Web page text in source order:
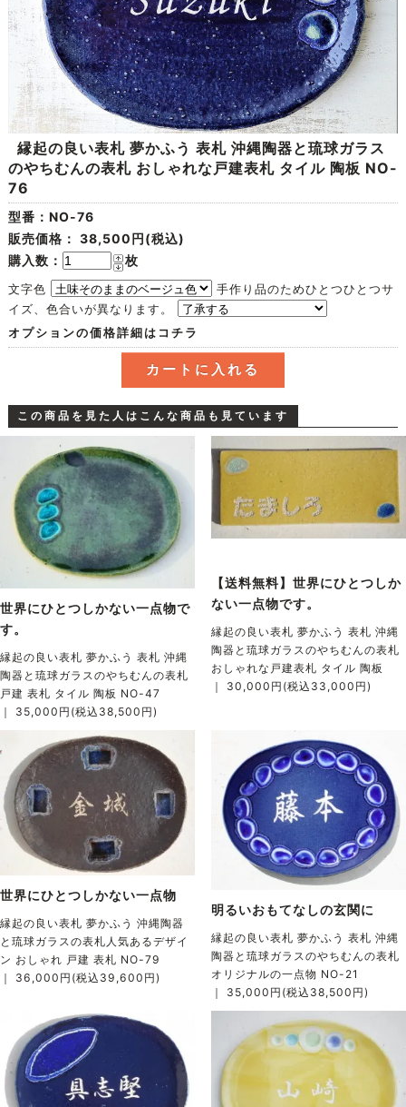
縁起の良い表札 夢かふう 表札 沖縄陶器と琉球ガラス
のやちむんの表札 おしゃれな戸建表札 タイル 陶板 NO-
76
型番：NO-76
販売価格： 38,500円(税込)
購入数：
枚
文字色
手作り品のためひとつひとつサ
イズ、色合いが異なります。
オプションの価格詳細はコチラ
この商品を見た人はこんな商品も見ています
世界にひとつしかない一点物で
す。
縁起の良い表札 夢かふう 表札 沖縄
陶器と琉球ガラスのやちむんの表札
戸建 表札 タイル 陶板 NO-47
｜ 35,000円(税込38,500円)
【送料無料】世界にひとつしか
ない一点物です。
縁起の良い表札 夢かふう 表札 沖縄
陶器と琉球ガラスのやちむんの表札
おしゃれな戸建表札 タイル 陶板
｜ 30,000円(税込33,000円)
世界にひとつしかない一点物
縁起の良い表札 夢かふう 沖縄陶器
と琉球ガラスの表札人気あるデザイ
ン おしゃれ 戸建 表札 NO-79
｜ 36,000円(税込39,600円)
明るいおもてなしの玄関に
縁起の良い表札 夢かふう 表札 沖縄
陶器と琉球ガラスのやちむんの表札
オリジナルの一点物 NO-21
｜ 35,000円(税込38,500円)